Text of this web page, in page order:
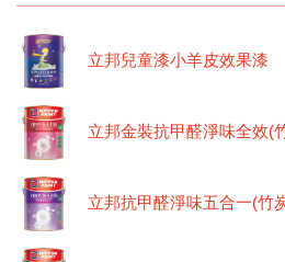
立邦兒童漆小羊皮效果漆
立邦金裝抗甲醛淨味全效(
立邦抗甲醛淨味五合一(竹